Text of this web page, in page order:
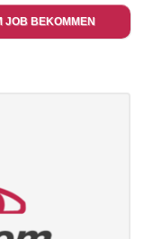
JOB BEKOMMEN